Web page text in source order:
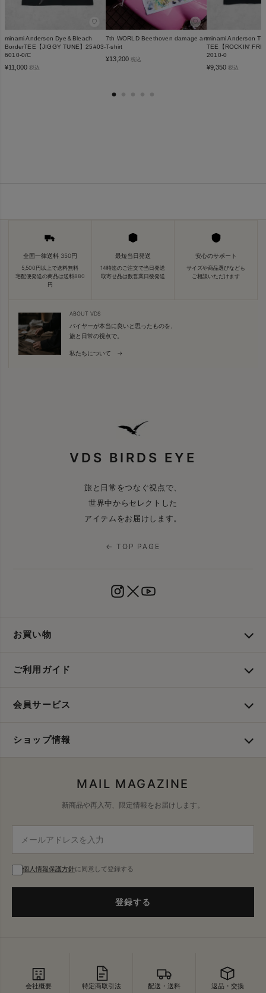
♡
minami Anderson Dye＆Bleach
BorderTEE【JIGGY TUNE】25#03-
6010-0/C
¥11,000 税込
♡
7th WORLD Beethoven damage art
T-shirt
¥13,200 税込
minami Anderson
TEE【ROCKIN'
2010-0
¥9,350 税込
全国一律送料 350円
5,500円以上で送料無料
宅配便発送の商品は送料880
円
最短当日発送
14時迄のご注文で当日発送
取寄せ品は数営業日後発送
安心のサポート
サイズや商品選びなども
ご相談いただけます
ABOUT VDS
バイヤーが本当に良いと思ったものを、
旅と日常の視点で。
私たちについて →
VDS BIRDS EYE
旅と日常をつなぐ視点で、
世界中からセレクトした
アイテムをお届けします。
← TOP PAGE
お買い物
ご利用ガイド
会員サービス
ショップ情報
MAIL MAGAZINE
新商品や再入荷、限定情報をお届けします。
個人情報保護方針に同意して登録する
登録する
会社概要 特定商取引法 配送・送料 返品・交換